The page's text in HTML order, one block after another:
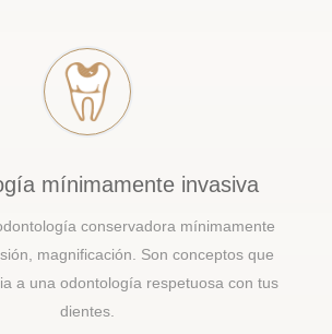
mínimamente invasiva
conservadora mínimamente
magnificación. Son conceptos que
a una odontología respetuosa con tus
dientes.